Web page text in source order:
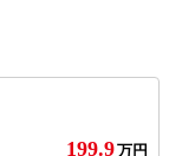
199.9万円